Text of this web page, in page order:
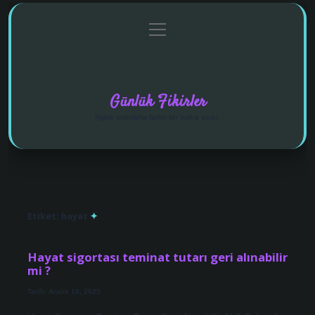
Gizlilik Politikası
menüyü
aç
Günlük Fikirler
Etiket: hayat
Hayat sigortası teminat tutarı geri alınabilir
mi ?
Tarih: Aralık 18, 2025